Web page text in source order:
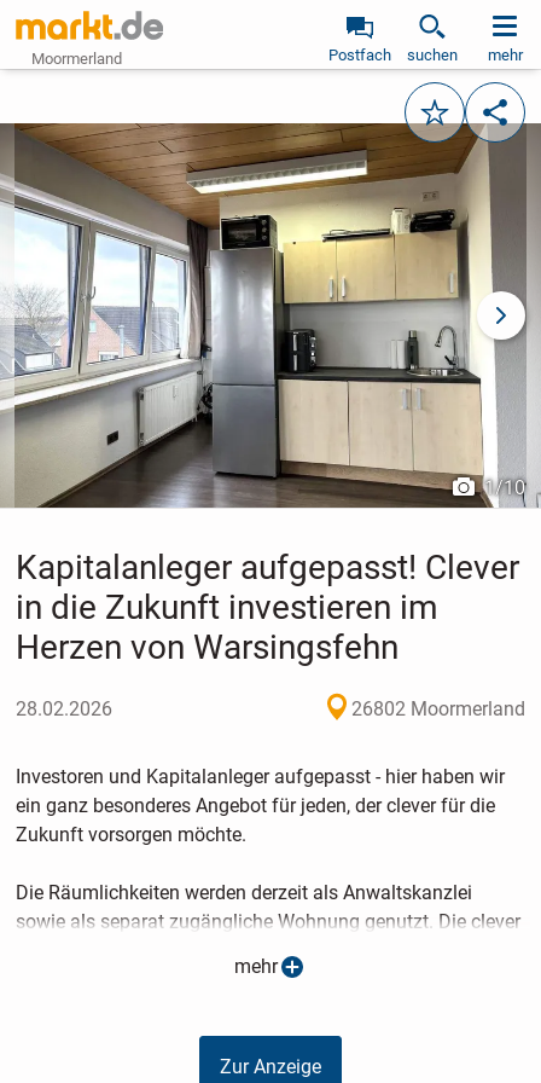
Moormerland Postfach suchen mehr
Merken
vorheriges Bild
1/10
Kapitalanleger aufgepasst! Clever
in die Zukunft investieren im
Herzen von Warsingsfehn
28.02.2026 26802 Moormerland
Investoren und Kapitalanleger aufgepasst - hier haben wir
ein ganz besonderes Angebot für jeden, der clever für die
Zukunft vorsorgen möchte.
Die Räumlichkeiten werden derzeit als Anwaltskanzlei
sowie als separat zugängliche Wohnung genutzt. Die clever
geschnittene Wohnung verspricht durch die großen
Fensterfronten viel Licht und Gemütlichkeit. Die
m² genügend Platz für Besprechungen und Verwahrung der
Unterlagen in einem separaten Raum. Ein lt.
mehr
Zur Anzeige